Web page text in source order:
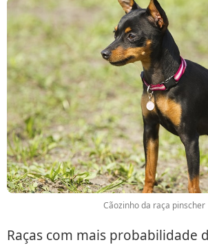
Cãozinho da raça pinscher
Raças com mais probabilidade